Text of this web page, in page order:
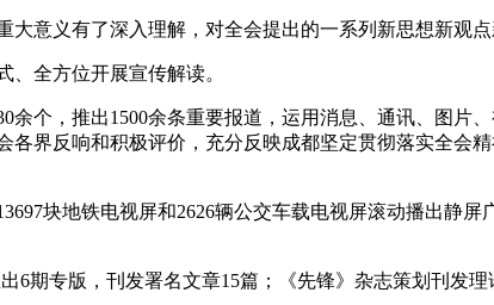
意义有了深入理解，对全会提出的一系列新思想新观点
全方位开展宣传解读。
个，推出1500余条重要报道，运用消息、通讯、图片
界反响和积极评价，充分反映成都坚定贯彻落实全会
块地铁电视屏和2626辆公交车载电视屏滚动播出静
期专版，刊发署名文章15篇；《先锋》杂志策划刊发